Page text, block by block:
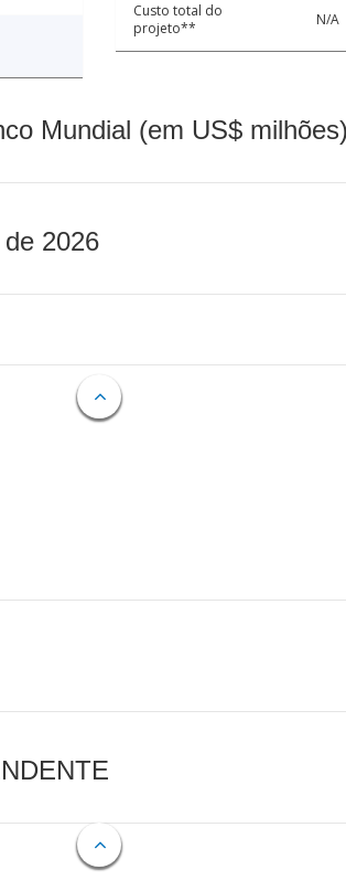
Custo total do
projeto**
N/A
Mundial (em US$
2026